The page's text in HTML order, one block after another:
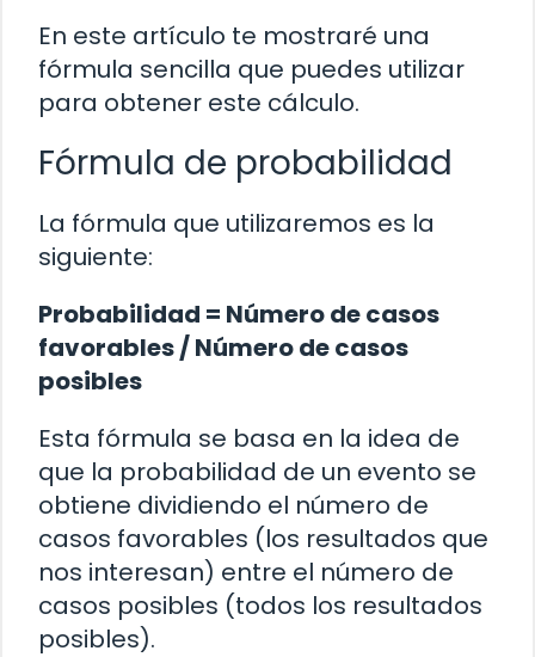
En este artículo te mostraré una
fórmula sencilla que puedes utilizar
para obtener este cálculo.
Fórmula de probabilidad
La fórmula que utilizaremos es la
siguiente:
Probabilidad = Número de casos
favorables / Número de casos
posibles
Esta fórmula se basa en la idea de
que la probabilidad de un evento se
obtiene dividiendo el número de
casos favorables (los resultados que
nos interesan) entre el número de
casos posibles (todos los resultados
posibles).